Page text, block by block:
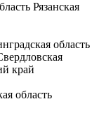
Рязанская
область
край
область